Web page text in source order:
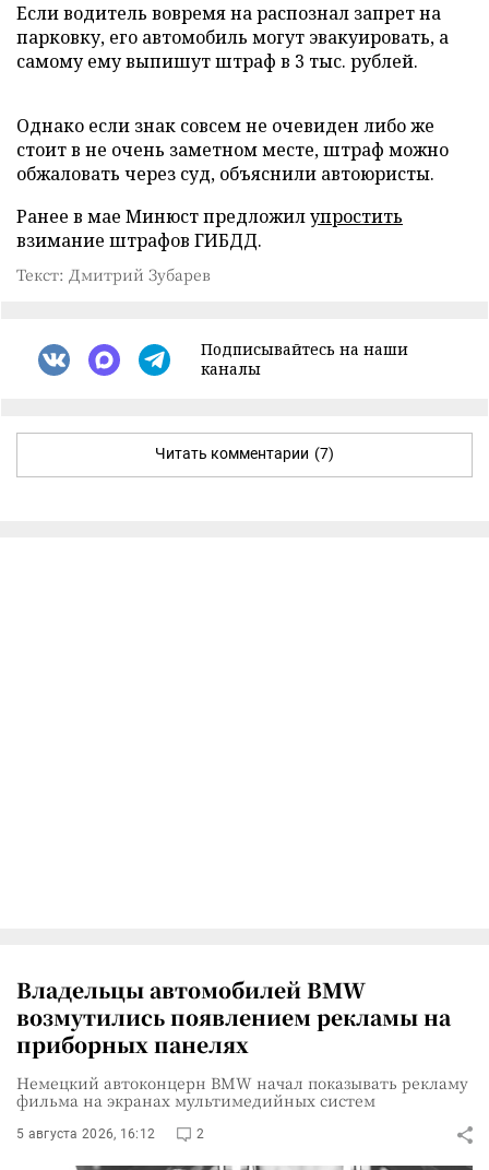
Если водитель вовремя на распознал запрет на
парковку, его автомобиль могут эвакуировать, а
самому ему выпишут штраф в 3 тыс. рублей.
Однако если знак совсем не очевиден либо же
стоит в не очень заметном месте, штраф можно
обжаловать через суд, объяснили автоюристы.
Ранее в мае Минюст предложилупростить
взимание штрафов ГИБДД.
Текст: Дмитрий Зубарев
Подписывайтесь на наши
каналы
Читать комментарии (7)
Владельцы автомобилей BMW
возмутились появлением рекламы на
приборных панелях
Немецкий автоконцерн BMW начал показывать рекламу
фильма на экранах мультимедийных систем
5 августа 2026, 16:12 2